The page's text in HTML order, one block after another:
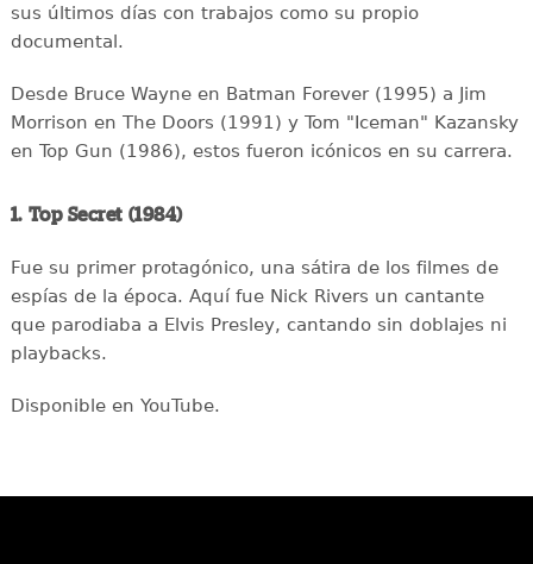
sus últimos días con trabajos como su propio
documental.
Desde Bruce Wayne en Batman Forever (1995) a Jim
Morrison en The Doors (1991) y Tom "Iceman" Kazansky
en Top Gun (1986), estos fueron icónicos en su carrera.
1. Top Secret (1984)
Fue su primer protagónico, una sátira de los filmes de
espías de la época. Aquí fue Nick Rivers un cantante
que parodiaba a Elvis Presley, cantando sin doblajes ni
playbacks.
Disponible en YouTube.